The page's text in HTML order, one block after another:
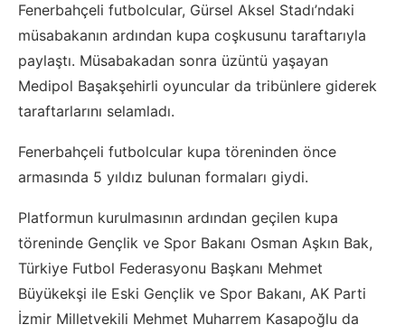
Fenerbahçeli futbolcular, Gürsel Aksel Stadı’ndaki
müsabakanın ardından kupa coşkusunu taraftarıyla
paylaştı. Müsabakadan sonra üzüntü yaşayan
Medipol Başakşehirli oyuncular da tribünlere giderek
taraftarlarını selamladı.
Fenerbahçeli futbolcular kupa töreninden önce
armasında 5 yıldız bulunan formaları giydi.
Platformun kurulmasının ardından geçilen kupa
töreninde Gençlik ve Spor Bakanı Osman Aşkın Bak,
Türkiye Futbol Federasyonu Başkanı Mehmet
Büyükekşi ile Eski Gençlik ve Spor Bakanı, AK Parti
İzmir Milletvekili Mehmet Muharrem Kasapoğlu da